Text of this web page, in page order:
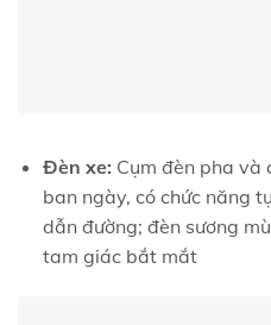
Đèn xe:Cụm đèn pha và
ban ngày, có chức năng
dẫn đường; đèn sương
tam giác bắt mắt